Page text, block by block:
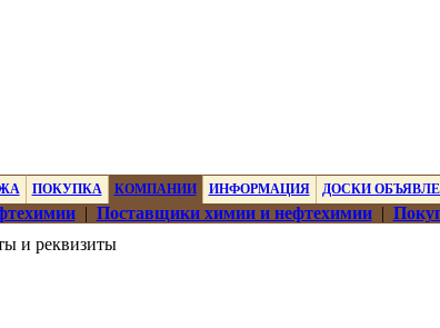
ПОКУПКА КОМПАНИИ ИНФОРМАЦИЯ ДОСКИ
| Поставщики химии и нефтехимии|
и реквизиты